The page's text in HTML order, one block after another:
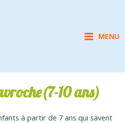
Main
MENU
10 ans)
à partir de 7 ans qui savent